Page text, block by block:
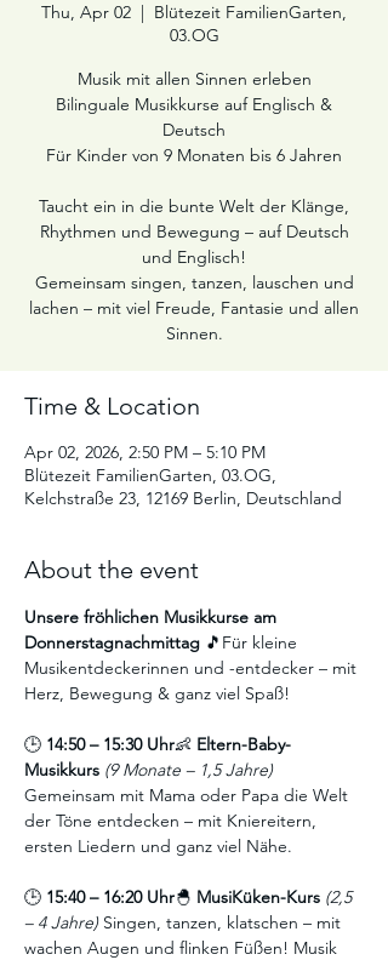
Thu, Apr 02
  |
Blütezeit FamilienGarten,
03.OG
Musik mit allen Sinnen erleben
Bilinguale Musikkurse auf Englisch &
Deutsch
Für Kinder von 9 Monaten bis 6 Jahren
Taucht ein in die bunte Welt der Klänge,
Rhythmen und Bewegung – auf Deutsch
und Englisch!
Gemeinsam singen, tanzen, lauschen und
lachen – mit viel Freude, Fantasie und allen
Sinnen.
Time & Location
Apr 02, 2026, 2:50 PM – 5:10 PM
Blütezeit FamilienGarten, 03.OG,
Kelchstraße 23, 12169 Berlin, Deutschland
About the event
Unsere fröhlichen Musikkurse am
Donnerstagnachmittag 🎵Für kleine
Musikentdeckerinnen und -entdecker – mit
Herz, Bewegung & ganz viel Spaß!
🕒 14:50 – 15:30 Uhr👶 Eltern-Baby-
Musikkurs (9 Monate – 1,5 Jahre)
Gemeinsam mit Mama oder Papa die Welt
der Töne entdecken – mit Kniereitern,
ersten Liedern und ganz viel Nähe.
🕒 15:40 – 16:20 Uhr🐣 MusiKüken-Kurs (2,5
– 4 Jahre) Singen, tanzen, klatschen – mit
wachen Augen und flinken Füßen! Musik